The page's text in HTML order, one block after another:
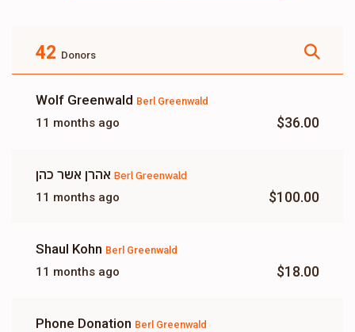
42 Donors
Wolf Greenwald Berl Greenwald
11 months ago $36.00
Berl Greenwald
11 months ago $100.00
Shaul Kohn Berl Greenwald
11 months ago $18.00
Phone Donation Berl Greenwald